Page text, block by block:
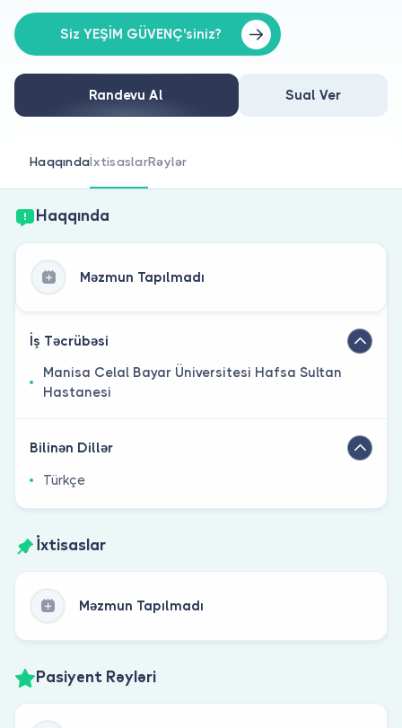
Həkimlər üçün
Siz YEŞİM GÜVENÇ'siniz?
Randevu Al Sual Ver
HaqqındaİxtisaslarRəylər
Haqqında
Məzmun Tapılmadı
İş Təcrübəsi
Manisa Celal Bayar Üniversitesi Hafsa Sultan
Hastanesi
Bilinən Dillər
Türkçe
İxtisaslar
Məzmun Tapılmadı
Pasiyent Rəyləri